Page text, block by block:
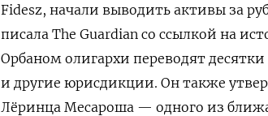
Fidesz, начали выводить активы за
писала The Guardian со ссылкой на
Орбаном олигархи переводят
и другие юрисдикции. Он также
Лёринца Месароша — одного из